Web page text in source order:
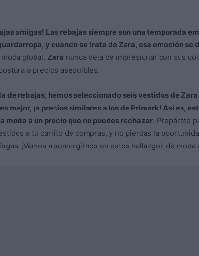
amigas! Las rebajas siempre son una temporada
y cuando se trata de Zara, esa emoción se
global, Zara nunca deja de impresionar con sus
a precios asequibles.
de rebajas, hemos seleccionado seis vestidos de
mejor, ¡a precios similares a los de Primark! Así es,
moda a un precio que no puedes rechazar. Prepárate
a tu carrito de compras, y no pierdas la
¡Vamos a sumergirnos en estos hallazgos de moda